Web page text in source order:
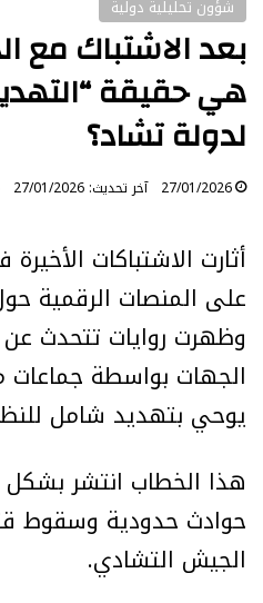
شؤون تحليلية دولية
بعد الاشتباك مع
هي حقيقة
لدولة تشاد؟
27/01/2026 آخر تحديث: 27/01/2026
أثارت الاشتباكات
على المنصات الرقمية
وظهرت روايات تتحدث
الجهات بواسطة جماعات
يوحي بتهديد شامل
هذا الخطاب انتشر
حوادث حدودية
الجيش التشادي.